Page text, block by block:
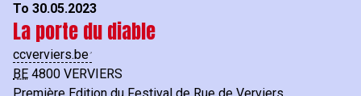
To 30.05.2023
La porte du diable
ccverviers.be
BE 4800 VERVIERS